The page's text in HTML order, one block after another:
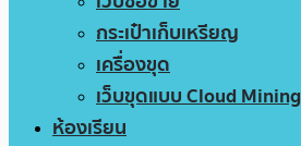
กระเป๋าเก็บเหรียญ
เครื่องขุด
เว็บขุดแบบ Cloud Mining
ห้องเรียน